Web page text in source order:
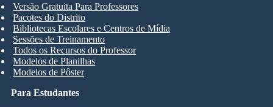
Para Estudantes
Versão Gratuita Para Professores
Pacotes do Distrito
Bibliotecas Escolares e Centros de Mídia
Sessões de Treinamento
Todos os Recursos do Professor
Modelos de Planilhas
Modelos de Pôster